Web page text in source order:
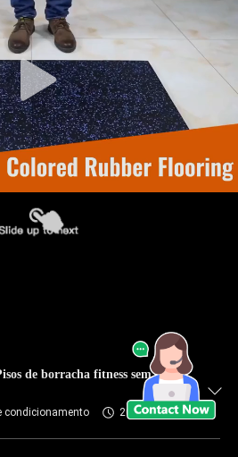
de borracha fitness sem piso
condicionamento 2025-03-20